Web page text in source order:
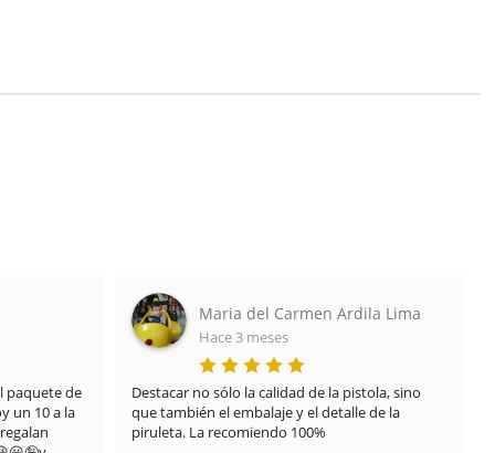
paquete de
un 10 a la
Maria del Carmen Ardila Lima
Hace 3 meses
Destacar no sólo la calidad de la pistola, sino
que también el embalaje y el detalle de la
piruleta. La recomiendo 100%